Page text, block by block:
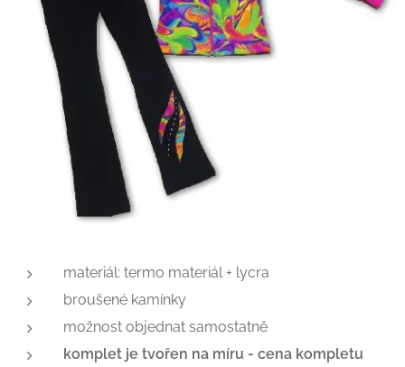
materiál: termo materiál + lycra
broušené kamínky
možnost objednat samostatně
komplet je tvořen na míru - cena kompletu